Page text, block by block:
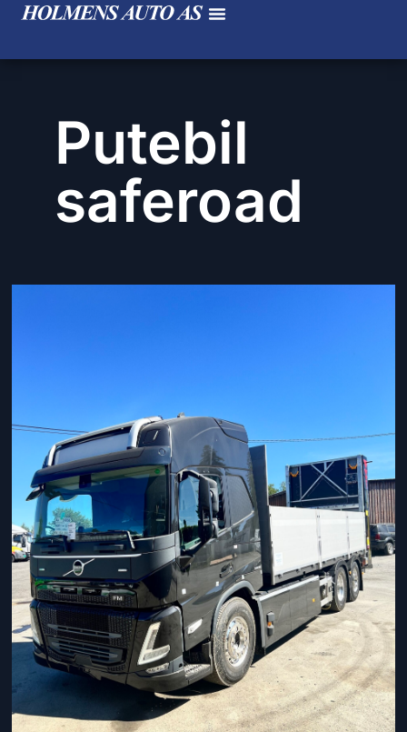
Putebil
saferoad